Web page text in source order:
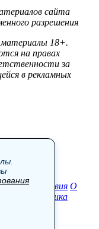
сайта
разрешения
18+.
на правах
за
в рекламных
Происшествия О
Политика